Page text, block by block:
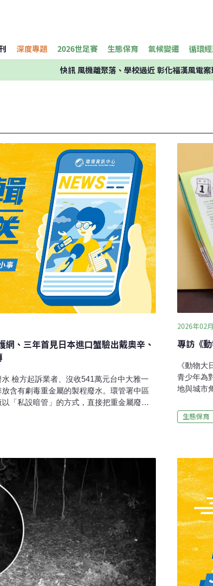
深度專題 2026世足賽 生態保育 氣候變遷 循環
快訊風機離聚落、學校過近 彰化福漢風電
網、三年首見日本進口蟹驗出戴奧辛、
檢方起訴業者、沒收541萬元台中大雅一
含有劇毒重金屬的製程廢水。環管署中區
「私設暗管」的方式，直接把重金屬廢
。（公視新聞網報導）環境部成立沼氣生
電用電量不斷成長，但如果放任化石燃料成
力發展，目前已經建置50座，未來希望數
困難。業者表示，光要申請沼氣發電廠執
導）
2026年02
專訪《
《動物
青少年為
地與城市
識轉成可
事，讓「
發，理解
看待牠。
來。李鍾
出版科普
達文西》
生態保育